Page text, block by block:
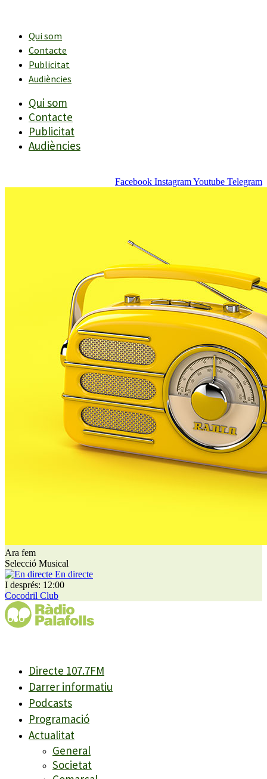
contingutQui som
Contacte
Publicitat
Audiències
Qui som
Contacte
Publicitat
Audiències
Facebook InstagramYoutube Telegram
Ara fem
Selecció Musical
En directe
I després: 12:00
Cocodril Club
Directe 107.7FM
Darrer informatiu
Podcasts
Programació
Actualitat
General
Societat